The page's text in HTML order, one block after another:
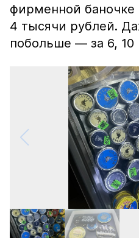
фирменной
4 тысячи рублей.
побольше — за 6, 10